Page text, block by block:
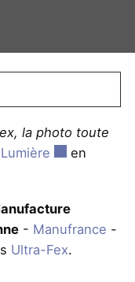
la photo toute
en
- Manufrance -
Ultra-Fex.